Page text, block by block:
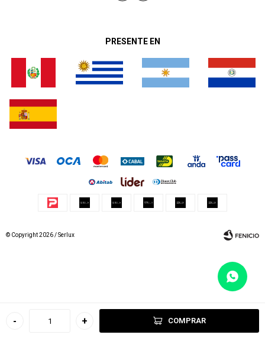
- + COMPRAR
PRESENTE EN
© Copyright 2026 / Serlux